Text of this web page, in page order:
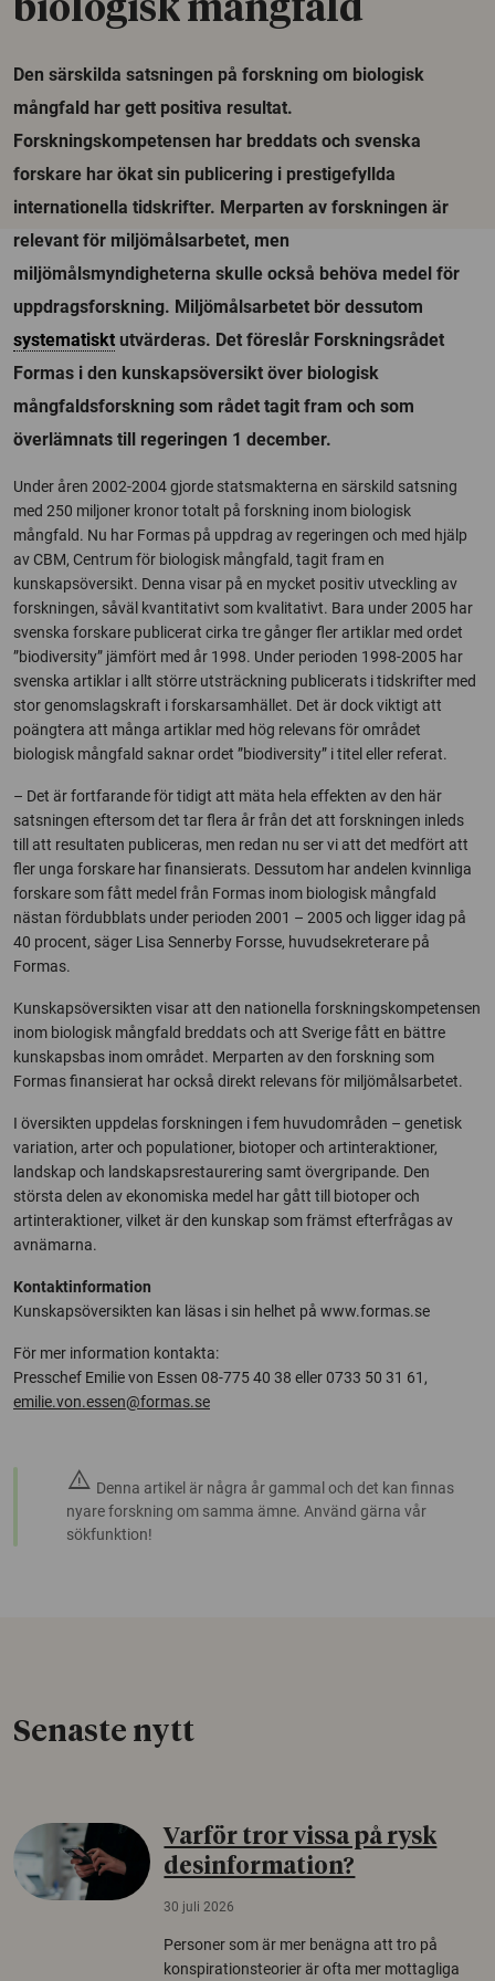
biologisk mångfald
Den särskilda satsningen på forskning om biologisk
mångfald har gett positiva resultat.
Forskningskompetensen har breddats och svenska
forskare har ökat sin publicering i prestigefyllda
internationella tidskrifter. Merparten av forskningen är
relevant för miljömålsarbetet, men
miljömålsmyndigheterna skulle också behöva medel för
uppdragsforskning. Miljömålsarbetet bör dessutom
systematiskt utvärderas. Det föreslår Forskningsrådet
Formas i den kunskapsöversikt över biologisk
mångfaldsforskning som rådet tagit fram och som
överlämnats till regeringen 1 december.
Under åren 2002-2004 gjorde statsmakterna en särskild satsning
med 250 miljoner kronor totalt på forskning inom biologisk
mångfald. Nu har Formas på uppdrag av regeringen och med hjälp
av CBM, Centrum för biologisk mångfald, tagit fram en
kunskapsöversikt. Denna visar på en mycket positiv utveckling av
forskningen, såväl kvantitativt som kvalitativt. Bara under 2005 har
svenska forskare publicerat cirka tre gånger fler artiklar med ordet
”biodiversity” jämfört med år 1998. Under perioden 1998-2005 har
svenska artiklar i allt större utsträckning publicerats i tidskrifter med
stor genomslagskraft i forskarsamhället. Det är dock viktigt att
poängtera att många artiklar med hög relevans för området
biologisk mångfald saknar ordet ”biodiversity” i titel eller referat.
– Det är fortfarande för tidigt att mäta hela effekten av den här
satsningen eftersom det tar flera år från det att forskningen inleds
till att resultaten publiceras, men redan nu ser vi att det medfört att
fler unga forskare har finansierats. Dessutom har andelen kvinnliga
forskare som fått medel från Formas inom biologisk mångfald
nästan fördubblats under perioden 2001 – 2005 och ligger idag på
40 procent, säger Lisa Sennerby Forsse, huvudsekreterare på
Formas.
Kunskapsöversikten visar att den nationella forskningskompetensen
inom biologisk mångfald breddats och att Sverige fått en bättre
kunskapsbas inom området. Merparten av den forskning som
Formas finansierat har också direkt relevans för miljömålsarbetet.
I översikten uppdelas forskningen i fem huvudområden – genetisk
variation, arter och populationer, biotoper och artinteraktioner,
landskap och landskapsrestaurering samt övergripande. Den
största delen av ekonomiska medel har gått till biotoper och
artinteraktioner, vilket är den kunskap som främst efterfrågas av
avnämarna.
Kontaktinformation
Kunskapsöversikten kan läsas i sin helhet på www.formas.se
För mer information kontakta:
Presschef Emilie von Essen 08-775 40 38 eller 0733 50 31 61,
emilie.von.essen@formas.se
warning Denna artikel är några år gammal och det kan finnas
nyare forskning om samma ämne. Använd gärna vår
sökfunktion!
Senaste nytt
Varför tror vissa på rysk
desinformation?
30 juli 2026
Personer som är mer benägna att tro på
konspirationsteorier är ofta mer mottagliga